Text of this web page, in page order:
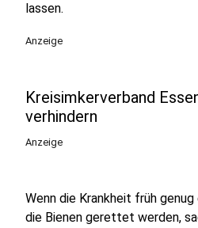
lassen.
Anzeige
Kreisimkerverband
verhindern
Anzeige
Wenn die Krankheit früh
die Bienen gerettet werden,